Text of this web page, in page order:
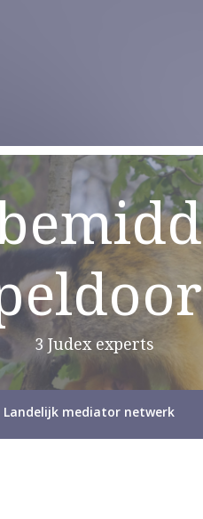
3 Judex experts
Landelijk mediator netwerk